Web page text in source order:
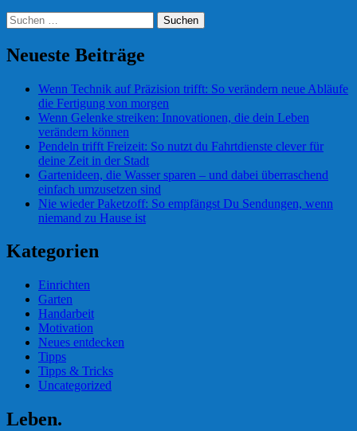
Suchen
nach:
Neueste Beiträge
Wenn Technik auf Präzision trifft: So verändern neue Abläufe
die Fertigung von morgen
Wenn Gelenke streiken: Innovationen, die dein Leben
verändern können
Pendeln trifft Freizeit: So nutzt du Fahrtdienste clever für
deine Zeit in der Stadt
Gartenideen, die Wasser sparen – und dabei überraschend
einfach umzusetzen sind
Nie wieder Paketzoff: So empfängst Du Sendungen, wenn
niemand zu Hause ist
Kategorien
Einrichten
Garten
Handarbeit
Motivation
Neues entdecken
Tipps
Tipps & Tricks
Uncategorized
Leben.